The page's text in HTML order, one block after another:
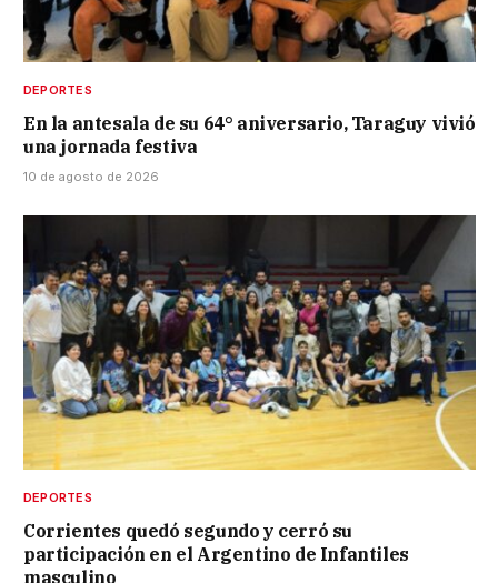
DEPORTES
En la antesala de su 64° aniversario, Taraguy vivió
una jornada festiva
10 de agosto de 2026
DEPORTES
Corrientes quedó segundo y cerró su
participación en el Argentino de Infantiles
masculino